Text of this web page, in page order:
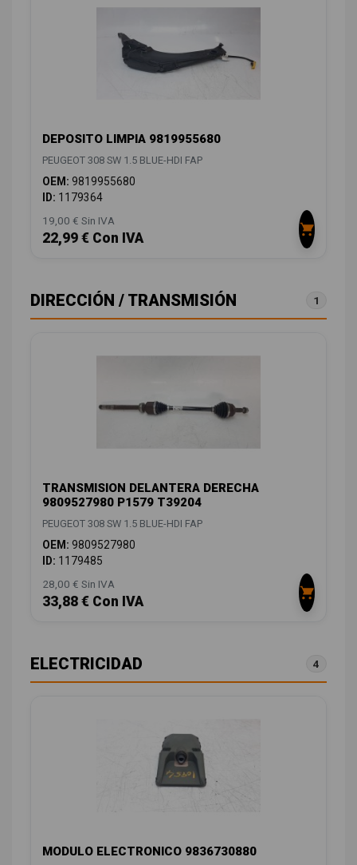
DEPOSITO LIMPIA 9819955680
PEUGEOT 308 SW 1.5 BLUE-HDI FAP
OEM: 9819955680
ID: 1179364
19,00 € Sin IVA
22,99 € Con IVA
DIRECCIÓN / TRANSMISIÓN 1
TRANSMISION DELANTERA DERECHA
9809527980 P1579 T39204
PEUGEOT 308 SW 1.5 BLUE-HDI FAP
OEM: 9809527980
ID: 1179485
28,00 € Sin IVA
33,88 € Con IVA
ELECTRICIDAD 4
MODULO ELECTRONICO 9836730880